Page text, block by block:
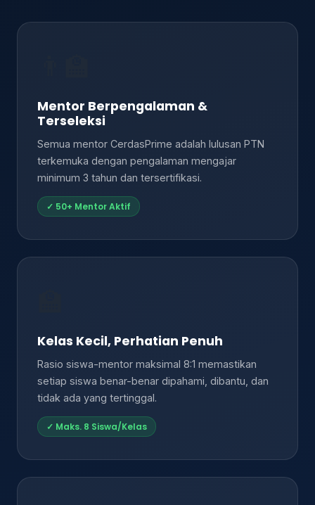
Mentor Berpengalaman &
Terseleksi
Semua mentor CerdasPrime adalah lulusan PTN
terkemuka dengan pengalaman mengajar
minimum 3 tahun dan tersertifikasi.
✓ 50+ Mentor Aktif
Kelas Kecil, Perhatian Penuh
Rasio siswa-mentor maksimal 8:1 memastikan
setiap siswa benar-benar dipahami, dibantu, dan
tidak ada yang tertinggal.
✓ Maks. 8 Siswa/Kelas